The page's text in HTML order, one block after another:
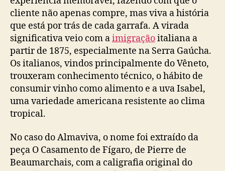
cliente não apenas compre, mas viva a história
que está por trás de cada garrafa. A virada
significativa veio com aimigraçãoitaliana a
partir de 1875, especialmente na Serra Gaúcha.
Os italianos, vindos principalmente do Vêneto,
trouxeram conhecimento técnico, o hábito de
consumir vinho como alimento e a uva Isabel,
uma variedade americana resistente ao clima
tropical.
No caso do Almaviva, o nome foi extraído da
peça O Casamento de Fígaro, de Pierre de
Beaumarchais, com a caligrafia original do